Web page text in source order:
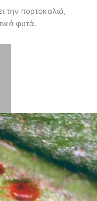
την πορτοκαλιά,
φυτά.